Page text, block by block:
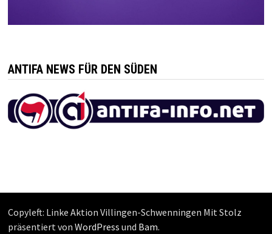
ANTIFA NEWS FÜR DEN SÜDEN
Copyleft: Linke Aktion Villingen-Schwenningen Mit Stolz
präsentiert von WordPress und Bam.